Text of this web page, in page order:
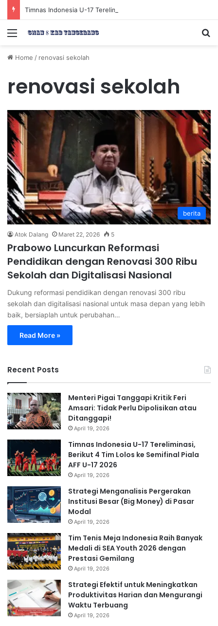
Menu
Home / renovasi sekolah
renovasi sekolah
berita
Atok Dalang Maret 22, 2026 5
Prabowo Luncurkan Reformasi
Pendidikan dengan Renovasi 300 Ribu
Sekolah dan Digitalisasi Nasional
Dukung reformasi pendidikan dengan renovasi 300 ribu
sekolah dan digitalisasi nasional untuk masa depan yang lebih
baik, bersiaplah untuk perubahan…
Read More »
Recent Posts
Menteri Pigai Tanggapi Kritik Feri
Amsari: Tidak Perlu Dipolisikan atau
Ditanggapi!
April 19, 2026
Timnas Indonesia U-17 Tereliminasi,
Berikut 4 Tim Lolos ke Semifinal Piala
AFF U-17 2026
April 19, 2026
Strategi Menganalisis Pergerakan
Institusi Besar (Big Money) di Pasar
Modal
April 19, 2026
Tim Tenis Meja Indonesia Raih Banyak
Medali di SEA Youth 2026 dengan
Prestasi Gemilang
April 19, 2026
Strategi Efektif untuk Meningkatkan
Produktivitas Harian dan Mengurangi
Waktu Terbuang
April 19, 2026